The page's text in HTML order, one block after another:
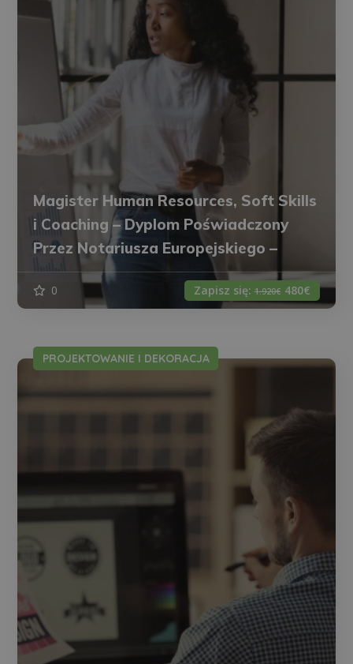
Magister Human Resources, Soft Skills
i Coaching – Dyplom Poświadczony
Przez Notariusza Europejskiego –
0 Zapisz się: 1.920€ 480€
PROJEKTOWANIE I DEKORACJA